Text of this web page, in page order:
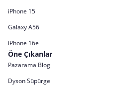
iPhone 15
Galaxy A56
iPhone 16e
Öne Çıkanlar
Pazarama Blog
Dyson Süpürge